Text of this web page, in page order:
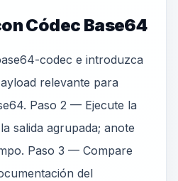
Códec Base64
codec e introduzca
relevante para
Paso 2 — Ejecute la
salida agrupada; anote
Paso 3 — Compare
del